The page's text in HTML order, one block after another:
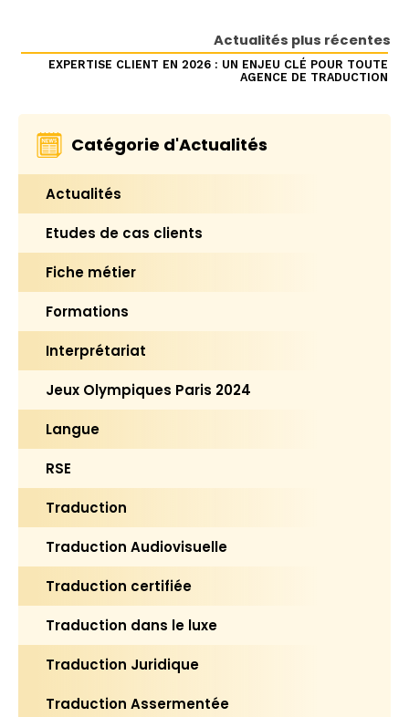
Actualités plus récentes
EXPERTISE CLIENT EN 2026 : UN ENJEU CLÉ POUR TOUTE
AGENCE DE TRADUCTION
Catégorie d'Actualités
Actualités
Etudes de cas clients
Fiche métier
Formations
Interprétariat
Jeux Olympiques Paris 2024
Langue
RSE
Traduction
Traduction Audiovisuelle
Traduction certifiée
Traduction dans le luxe
Traduction Juridique
Traduction Assermentée